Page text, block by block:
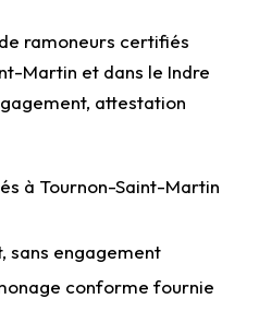
ramoneurs certifiés
Martin et dans le Indre
attestation
à Tournon-Saint-Martin
sans engagement
conforme fournie